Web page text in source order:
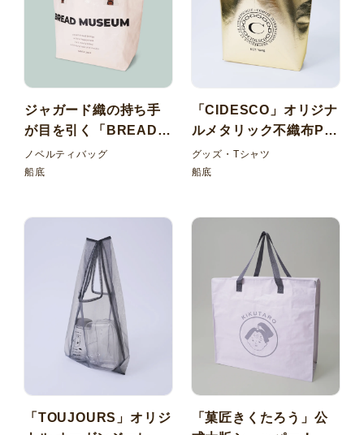
ジャガード織の持ち手
が目を引く「BREAD
MUSEUM」のおしゃれ
で丈夫なワリフ船底バ
ノベルティバッグ
船底
「CIDESCO」オリジナ
ルメタリック不織布PP
船底バッグ
グッズ・Tシャツ
船底
「TOUJOURS」オリジ
「菓匠きくたろう」公